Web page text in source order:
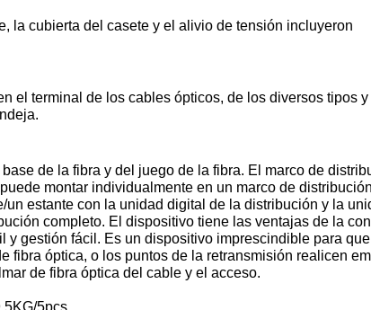
la cubierta del casete y el alivio de tensión incluyeron
el terminal de los cables ópticos, de los diversos tipos
de la fibra y del juego de la fibra. El marco de
montar individualmente en un marco de
un estante con la unidad digital de la distribución y la
completo. El dispositivo tiene las ventajas de la
y gestión fácil. Es un dispositivo imprescindible para
fibra óptica, o los puntos de la retransmisión realicen
de fibra óptica del cable y el acceso.
5pcs